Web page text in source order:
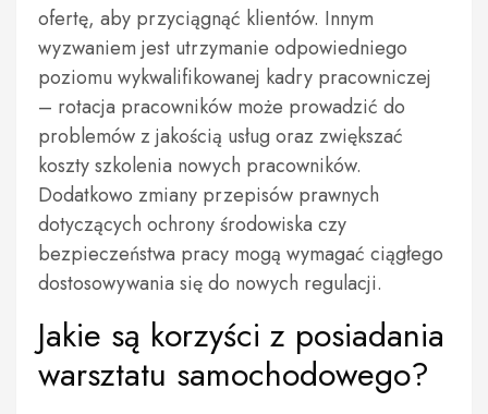
ofertę, aby przyciągnąć klientów. Innym
wyzwaniem jest utrzymanie odpowiedniego
poziomu wykwalifikowanej kadry pracowniczej
– rotacja pracowników może prowadzić do
problemów z jakością usług oraz zwiększać
koszty szkolenia nowych pracowników.
Dodatkowo zmiany przepisów prawnych
dotyczących ochrony środowiska czy
bezpieczeństwa pracy mogą wymagać ciągłego
dostosowywania się do nowych regulacji.
Jakie są korzyści z posiadania
warsztatu samochodowego?